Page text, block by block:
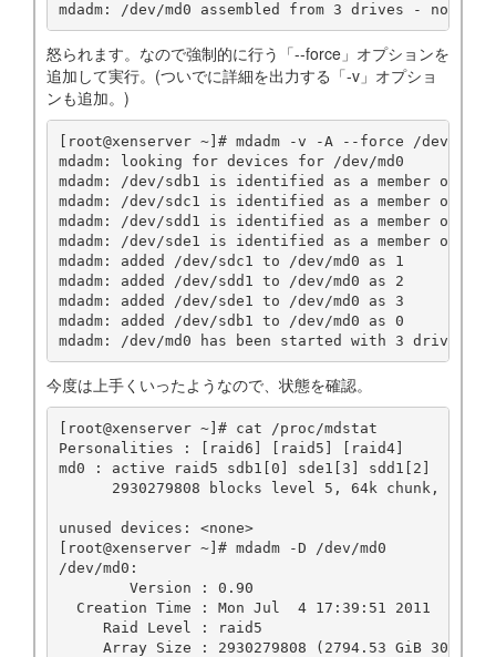
怒られます。なので強制的に行う「--force」オプションを
追加して実行。(ついでに詳細を出力する「-v」オプショ
ンも追加。)
[root@xenserver ~]# mdadm -v -A --force /dev/md0
mdadm: looking for devices for /dev/md0
mdadm: /dev/sdb1 is identified as a member of /
mdadm: /dev/sdc1 is identified as a member of /
mdadm: /dev/sdd1 is identified as a member of /
mdadm: /dev/sde1 is identified as a member of /
mdadm: added /dev/sdc1 to /dev/md0 as 1
mdadm: added /dev/sdd1 to /dev/md0 as 2
mdadm: added /dev/sde1 to /dev/md0 as 3
mdadm: added /dev/sdb1 to /dev/md0 as 0
今度は上手くいったようなので、状態を確認。
[root@xenserver ~]# cat /proc/mdstat
Personalities : [raid6] [raid5] [raid4]
md0 : active raid5 sdb1[0] sde1[3] sdd1[2]
2930279808 blocks level 5, 64k chunk,
unused devices: <none>
[root@xenserver ~]# mdadm -D /dev/md0
/dev/md0:
        Version : 0.90
  Creation Time : Mon Jul  4 17:39:51 2011
     Raid Level : raid5
Array Size : 2930279808 (2794.53 GiB 3000.61